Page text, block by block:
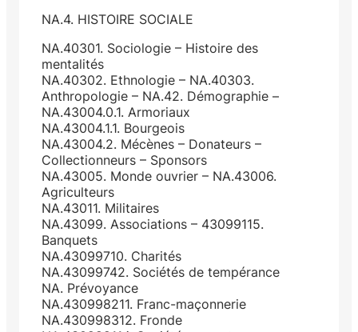
NA.4. HISTOIRE SOCIALE
NA.40301. Sociologie – Histoire des
mentalités
NA.40302. Ethnologie – NA.40303.
Anthropologie – NA.42. Démographie –
NA.43004.0.1. Armoriaux
NA.43004.1.1. Bourgeois
NA.43004.2. Mécènes – Donateurs –
Collectionneurs – Sponsors
NA.43005. Monde ouvrier – NA.43006.
Agriculteurs
NA.43011. Militaires
NA.43099. Associations – 43099115.
Banquets
NA.43099710. Charités
NA.43099742. Sociétés de tempérance
NA. Prévoyance
NA.430998211. Franc-maçonnerie
NA.430998312. Fronde